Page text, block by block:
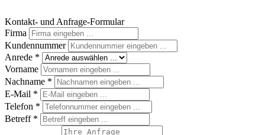
Kontakt- und Anfrage-Formular
Firma
Kundennummer
Anrede *
Vorname
Nachname *
E-Mail *
Telefon *
Betreff *